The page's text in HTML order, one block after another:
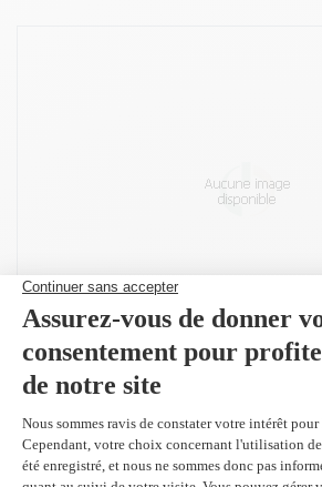
Produit(s) alternatif(s)